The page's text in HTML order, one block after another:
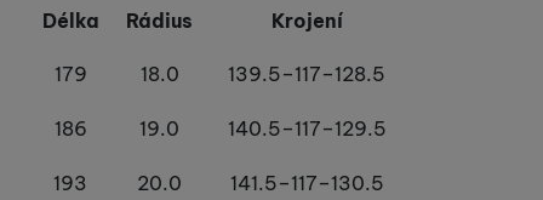
Délka
Rádius Krojení
179 18.0 139.5–117–128.5
186 19.0 140.5–117–129.5
193 20.0
141.5–117–130.5